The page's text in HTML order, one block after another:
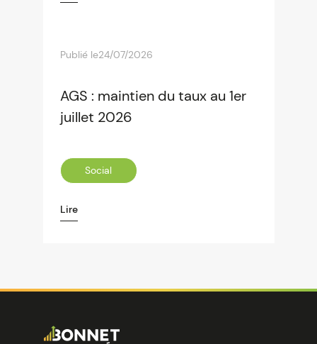
Publié le24/07/2026
AGS : maintien du taux au 1er
juillet 2026
Social
Lire
Image